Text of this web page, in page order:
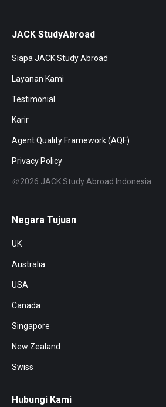
JACK StudyAbroad
Siapa JACK Study Abroad
Layanan Kami
Testimonial
Karir
Agent Quality Framework (AQF)
Privacy Policy
©2026 JACK Study Abroad Indonesia
Negara Tujuan
UK
Australia
USA
Canada
Singapore
New Zealand
Swiss
Hubungi Kami